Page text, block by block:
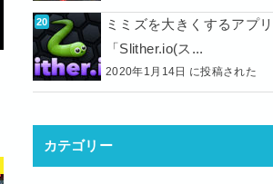
ミミズを大きくするアプリ
「Slither.io(ス...
2020年1月14日 に投稿された
カテゴリー